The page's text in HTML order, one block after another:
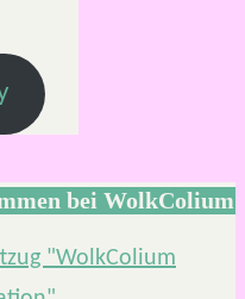
bei WolkColium